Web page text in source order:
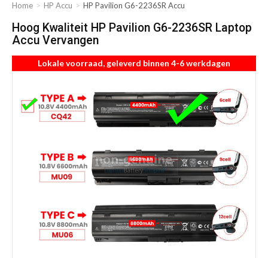
Home HP Accu HP Pavilion G6-2236SR Accu
Hoog Kwaliteit HP Pavilion G6-2236SR Laptop
Accu Vervangen
Lokale voorraad, geleverd binnen 4-6 werkdagen